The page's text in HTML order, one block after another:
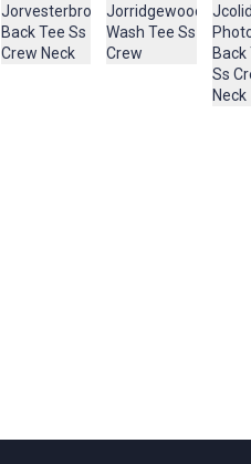
Jorvesterbro
Back Tee Ss
Crew Neck
Jorridgewood
Wash Tee Ss
Crew
Back
Ss
Neck